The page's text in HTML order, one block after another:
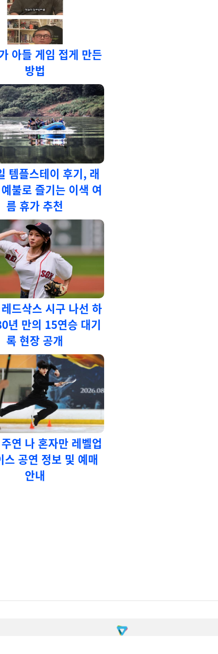
아들 게임 접게 만든
방법
템플스테이 후기, 래
불로 즐기는 이색 여
름 휴가 추천
드삭스 시구 나선 하
년 만의 15연승 대기
록 현장 공개
연 나 혼자만 레벨업
스 공연 정보 및 예매
안내